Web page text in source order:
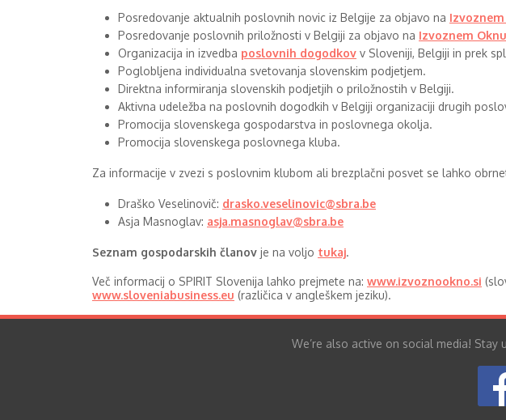
Posredovanje aktualnih poslovnih novic iz Belgije za objavo na
Posredovanje poslovnih priložnosti v Belgiji za objavo na Izvoznem Oknu
Organizacija in izvedba poslovnih dogodkov v Sloveniji, Belgiji in prek
Poglobljena individualna svetovanja slovenskim podjetjem.
Direktna informiranja slovenskih podjetjih o priložnostih v Belgiji.
Aktivna udeležba na poslovnih dogodkih v Belgiji organizaciji drugih
Promocija slovenskega gospodarstva in poslovnega okolja.
Promocija slovenskega poslovnega kluba.
Za informacije v zvezi s poslovnim klubom ali brezplačni posvet se lahko
Draško Veselinovič: drasko.veselinovic@sbra.be
Asja Masnoglav: asja.masnoglav@sbra.be
Seznam gospodarskih članov je na voljo tukaj.
Več informacij o SPIRIT Slovenija lahko prejmete na: www.izvoznookno.si
www.sloveniabusiness.eu (različica v angleškem jeziku).
We’re also active on social media!